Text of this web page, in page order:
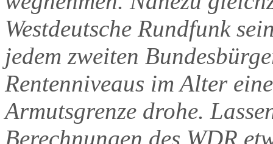
Westdeutsche Rundfunk
jedem zweiten
Rentenniveaus im Alter
Armutsgrenze drohe.
Berechnungen des WDR